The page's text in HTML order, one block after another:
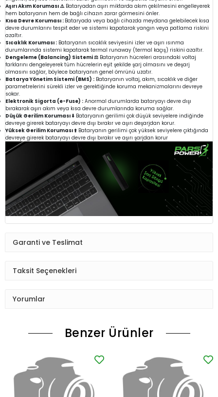
Aşırı Akım Koruması ⚠️Bataryadan aşırı miktarda akım çekilmesini engelleyerek
hem bataryanın hem de bağlı cihazın zarar görmesini önler.
Kısa Devre Koruması : Bataryada veya bağlı cihazda meydana gelebilecek kısa
devre durumlarını tespit eder ve sistemi kapatarak yangın veya patlama riskini
azaltır.
Sıcaklık Koruması : Bataryanın sıcaklık seviyesini izler ve aşırı ısınma
durumlarında sistemi kapatarak termal runaway (termal kaçış) riskini azaltır.
Dengeleme (Balancing) Sistemi ⚖️ Bataryanın hücreleri arasındaki voltaj
farklarını dengeleyerek tüm hücrelerin eşit şekilde şarj olmasını ve deşarj
olmasını sağlar, böylece bataryanın genel ömrünü uzatır.
Batarya Yönetim Sistemi (BMS) : Bataryanın voltaj, akım, sıcaklık ve diğer
parametrelerini sürekli izler ve gerektiğinde koruma mekanizmalarını devreye
sokar.
Elektronik Sigorta (e-Fuse) : Anormal durumlarda bataryayı devre dışı
bırakarak aşırı akım veya kısa devre durumlarında koruma sağlar.
Düşük Gerilim Koruması ⬇️ Bataryanın gerilimi çok düşük seviyelere indiğinde
devreye girerek bataryayı devre dışı bırakır ve aşırı deşarjdan korur.
Yüksek Gerilim Koruması ⬆️ Bataryanın gerilimi çok yüksek seviyelere çıktığında
devreye girerek bataryayı devre dışı bırakır ve aşırı şarjdan korur
Garanti ve Teslimat
Taksit Seçenekleri
Yorumlar
Benzer Ürünler